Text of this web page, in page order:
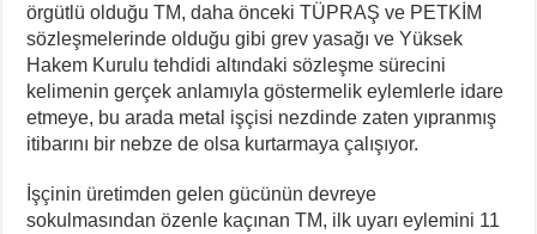
örgütlü olduğu TM, daha önceki TÜPRAŞ ve PETKİM
sözleşmelerinde olduğu gibi grev yasağı ve Yüksek
Hakem Kurulu tehdidi altındaki sözleşme sürecini
kelimenin gerçek anlamıyla göstermelik eylemlerle idare
etmeye, bu arada metal işçisi nezdinde zaten yıpranmış
itibarını bir nebze de olsa kurtarmaya çalışıyor.
İşçinin üretimden gelen gücünün devreye
sokulmasından özenle kaçınan TM, ilk uyarı eylemini 11